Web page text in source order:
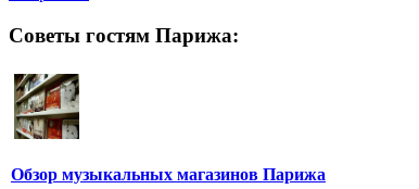
Советы гостям Парижа:
Обзор музыкальных магазинов Парижа